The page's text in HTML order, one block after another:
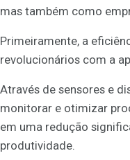
mas também como
Primeiramente, a
revolucionários com a
Através de sensores e
monitorar e otimizar
em uma redução
produtividade.